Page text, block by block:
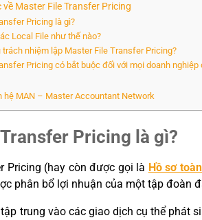
Master File Transfer Pricing
Pricing là gì?
Local File như thế nào?
trách nhiệm lập Master File Transfer Pricing?
Pricing có bắt buộc đối với mọi doanh
hệ MAN – Master Accountant Network
Pricing là gì?
Pricing (hay còn được gọi là Hồ sơ
phân bổ lợi nhuận của một tập đoàn
trung vào các giao dịch cụ thể phát